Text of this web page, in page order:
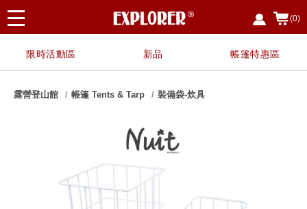
(0)
限時活動區 新品 帳篷特惠區
露營登山館 帳篷 Tents & Tarp 裝備袋-炊具